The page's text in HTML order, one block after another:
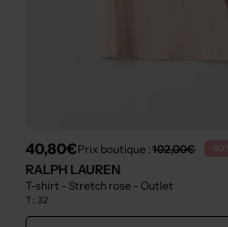
40,80€Prix boutique :102,00€ -60%
RALPH LAUREN
T-shirt - Stretch rose - Outlet
T :32